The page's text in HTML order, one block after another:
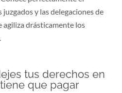
tus derechos en
que pagar